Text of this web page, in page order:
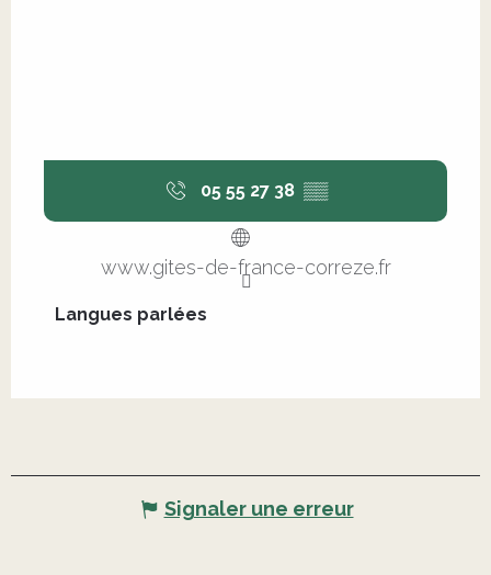
05 55 27 38 ▒▒
www.gites-de-france-correze.fr
Langues parlées
Langues parlées
Signaler une erreur